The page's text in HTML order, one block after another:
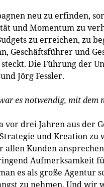
neu zu erfinden,
und Momentum zu
zu erreichen, zu
Geschäftsführer und
Die Führung der
Jörg Fessler.
es notwendig, mit dem
vor drei Jahren aus der
und Kreation
Kunden
Aufmerksamkeit
es als große Agentur
zu nehmen. Und wir